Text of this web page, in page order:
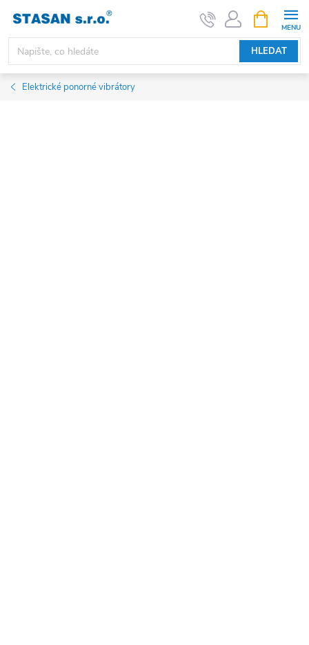
obsah
HLEDAT
NÁKUPNÍ
KOŠÍK
Elektrické ponorné vibrátory